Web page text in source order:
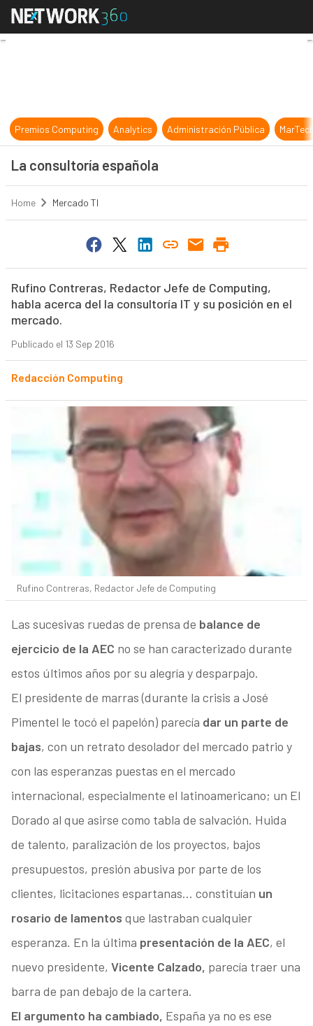
La consultoría española
Premios Computing Analytics Administración Pública
La consultoría española
Home Mercado TI
Rufino Contreras, Redactor Jefe de Computing,
habla acerca del la consultoría IT y su posición en el
mercado.
Publicado el 13 Sep 2016
Redacción Computing
Rufino Contreras, Redactor Jefe de Computing
Las sucesivas ruedas de prensa de balance de
ejercicio de la AEC no se han caracterizado durante
estos últimos años por su alegría y desparpajo.
El presidente de marras (durante la crisis a José
Pimentel le tocó el papelón) parecía dar un parte de
bajas, con un retrato desolador del mercado patrio y
con las esperanzas puestas en el mercado
internacional, especialmente el latinoamericano; un El
Dorado al que asirse como tabla de salvación. Huida
de talento, paralización de los proyectos, bajos
presupuestos, presión abusiva por parte de los
clientes, licitaciones espartanas… constituían un
rosario de lamentos que lastraban cualquier
esperanza. En la última presentación de la AEC, el
nuevo presidente, Vicente Calzado, parecía traer una
barra de pan debajo de la cartera.
El argumento ha cambiado, España ya no es ese